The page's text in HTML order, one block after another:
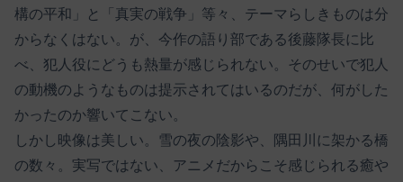
構の平和」と「真実の戦争」等々、テーマらしきものは分
からなくはない。が、今作の語り部である後藤隊長に比
べ、犯人役にどうも熱量が感じられない。そのせいで犯人
の動機のようなものは提示されてはいるのだが、何がした
かったのか響いてこない。
しかし映像は美しい。雪の夜の陰影や、隅田川に架かる橋
の数々。実写ではない、アニメだからこそ感じられる癒や